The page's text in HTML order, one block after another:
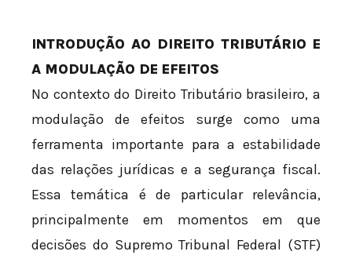
INTRODUÇÃO AO DIREITO TRIBUTÁRIO E
A MODULAÇÃO DE EFEITOS
No contexto do Direito Tributário brasileiro, a
modulação de efeitos surge como uma
ferramenta importante para a estabilidade
das relações jurídicas e a segurança fiscal.
Essa temática é de particular relevância,
principalmente em momentos em que
decisões do Supremo Tribunal Federal (STF)